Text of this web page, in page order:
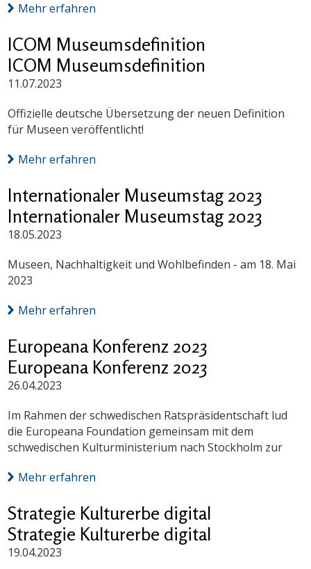
Mehr erfahren
ICOM Museumsdefinition
ICOM Museumsdefinition
11.07.2023
Offizielle deutsche Übersetzung der neuen Definition
für Museen veröffentlicht!
Mehr erfahren
Internationaler Museumstag 2023
Internationaler Museumstag 2023
18.05.2023
Museen, Nachhaltigkeit und Wohlbefinden - am 18. Mai
2023
Mehr erfahren
Europeana Konferenz 2023
Europeana Konferenz 2023
26.04.2023
Im Rahmen der schwedischen Ratspräsidentschaft lud
die Europeana Foundation gemeinsam mit dem
schwedischen Kulturministerium nach Stockholm zur
Mehr erfahren
Strategie Kulturerbe digital
Strategie Kulturerbe digital
19.04.2023